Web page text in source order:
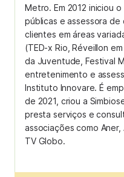
Metro. Em 2012 iniciou
públicas e assessora de
clientes em áreas
(TED-x Rio, Réveillon
da Juventude, Festival
entretenimento e
Instituto Innovare. É
de 2021, criou a
presta serviços e
associações como
TV Globo.